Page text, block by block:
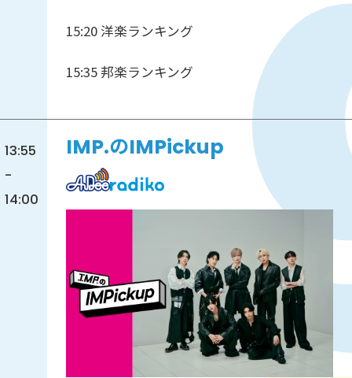
15:20 洋楽ランキング
15:35 邦楽ランキング
13:55
-
14:00
IMP.のIMPickup